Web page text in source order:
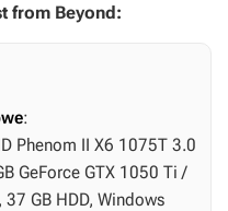
from Beyond:
:
Phenom II X6 1075T 3.0
GeForce GTX 1050 Ti /
GB HDD, Windows